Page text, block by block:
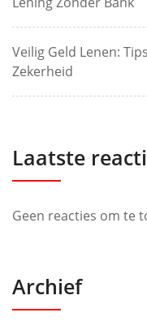
Veilig Geld Lenen:
Zekerheid
Laatste
Geen reacties om te
Archief